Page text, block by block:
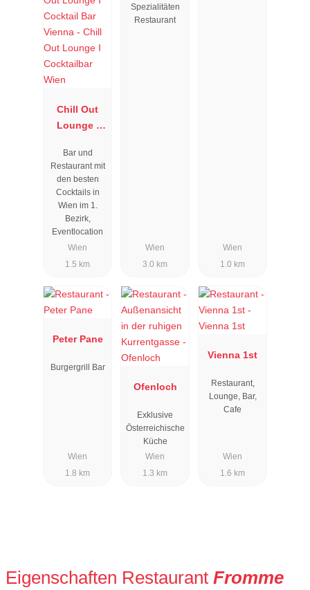
Chill Out
Lounge I
Wien
Bar und
Restaurant mit
den besten
Cocktails in
Wien im 1.
Bezirk,
Eventlocation
Wien
1.5 km
Spezialitäten
Restaurant
Wien
3.0 km
Wien
1.0 km
Peter Pane
Burgergrill Bar
Wien
1.8 km
Ofenloch
Exklusive
Österreichische
Küche
Wien
1.3 km
Vienna 1st
Restaurant,
Lounge, Bar,
Cafe
Wien
1.6 km
Eigenschaften Restaurant Fromme